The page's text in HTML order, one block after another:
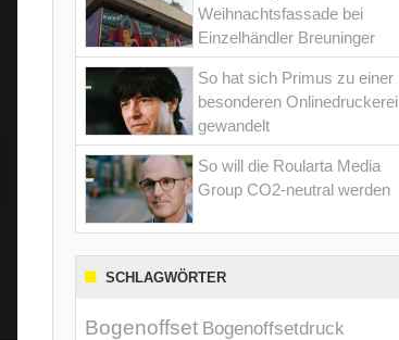
Weihnachtsfassade bei
Einzelhändler Breuninger
So hat sich Primus zu einer
besonderen Onlinedruckerei
gewandelt
So will die Roularta Media
Group CO2-neutral werden
SCHLAGWÖRTER
Bogenoffset Bogenoffsetdruck